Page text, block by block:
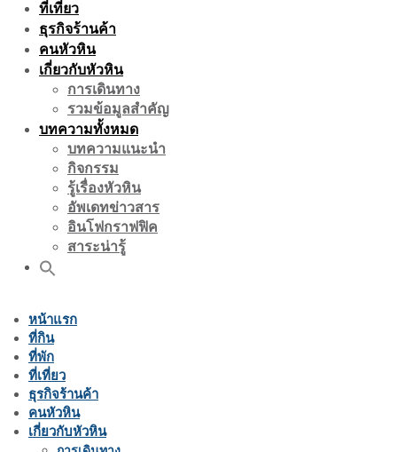
ที่เที่ยว
ธุรกิจร้านค้า
คนหัวหิน
เกี่ยวกับหัวหิน
การเดินทาง
รวมข้อมูลสำคัญ
บทความทั้งหมด
บทความแนะนำ
กิจกรรม
รู้เรื่องหัวหิน
อัพเดทข่าวสาร
อินโฟกราฟฟิค
สาระน่ารู้
หน้าแรก
ที่กิน
ที่พัก
ที่เที่ยว
ธุรกิจร้านค้า
คนหัวหิน
เกี่ยวกับหัวหิน